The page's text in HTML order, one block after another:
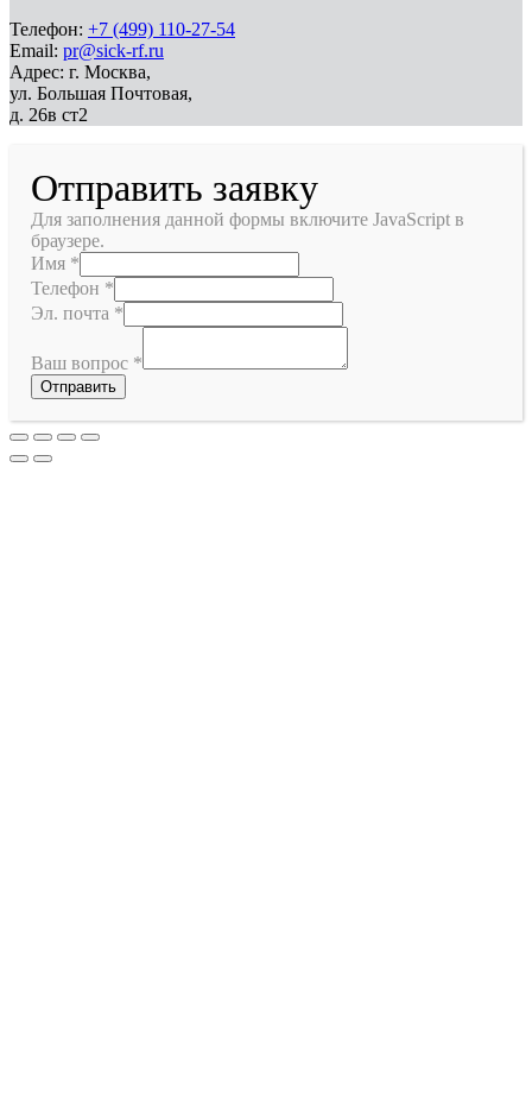
Телефон: +7 (499) 110-27-54
Email: pr@sick-rf.ru
Адрес: г. Москва,
ул. Большая Почтовая,
д. 26в ст2
Отправить заявку
Для заполнения данной формы включите JavaScript в
браузере.
Имя *
Телефон *
Эл. почта *
Ваш вопрос *
Отправить